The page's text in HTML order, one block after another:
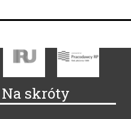
Na skróty